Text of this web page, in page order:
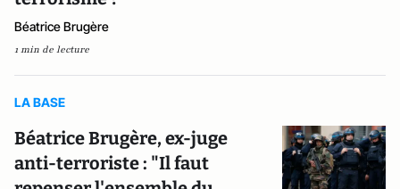
Béatrice Brugère
1 min de lecture
LA BASE
Béatrice Brugère, ex-juge
anti-terroriste : "Il faut